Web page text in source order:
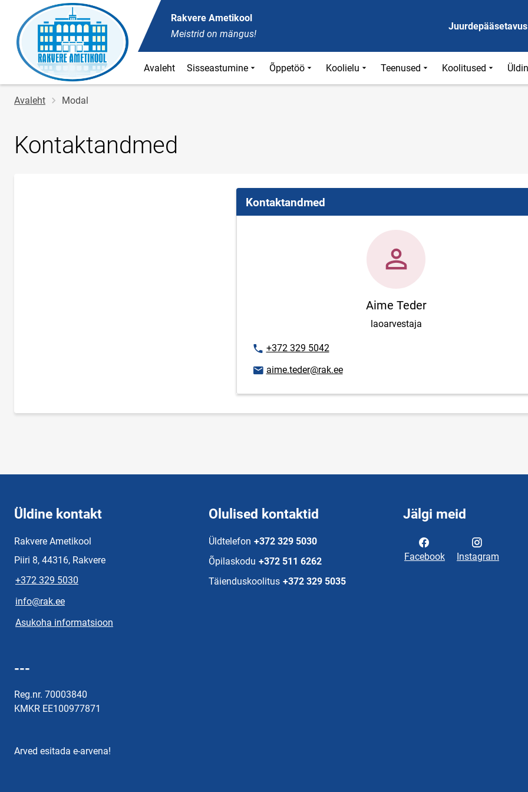
Rakvere Ametikool
Meistrid on mängus!
Juurdepääsetavus
Avaleht Sisseastumine Õppetöö Koolielu Teenused Koolitused
Jälglink
Avaleht Modal
Kontaktandmed
Kontaktandmed
Aime Teder
laoarvestaja
Telefoninumber
+372 329 5042
E-posti aadress
aime.teder@rak.ee
Üldine kontakt
Rakvere Ametikool
Piiri 8, 44316, Rakvere
+372 329 5030
info@rak.ee
Asukoha informatsioon
Olulised kontaktid
Üldtelefon +372 329 5030
Õpilaskodu +372 511 6262
Täienduskoolitus +372 329 5035
Jälgi meid
Facebook Instagram
---
Reg.nr. 70003840
KMKR EE100977871
Arved esitada e-arvena!